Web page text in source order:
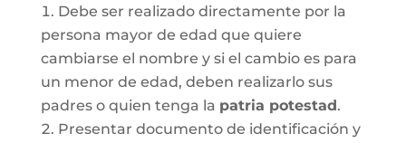
Debe ser realizado directamente por la
persona mayor de edad que quiere
cambiarse el nombre y si el cambio es para
un menor de edad, deben realizarlo sus
padres o quien tenga la patria potestad.
Presentar documento de identificación y